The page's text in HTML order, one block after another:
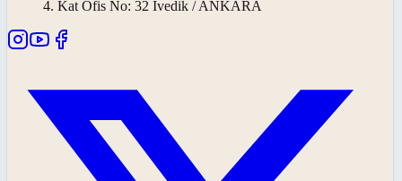
4. Kat Ofis No: 32 İvedik / ANKARA